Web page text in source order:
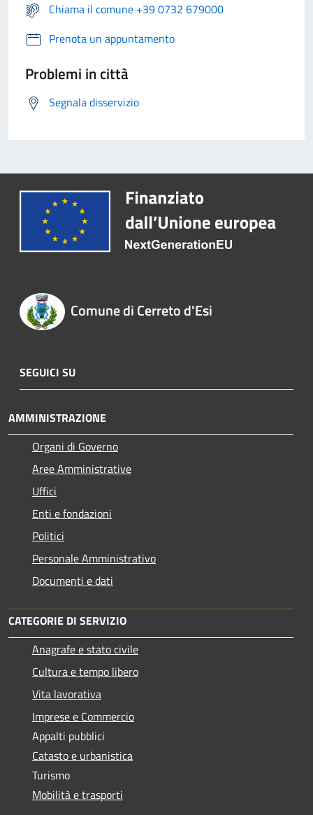
Chiama il comune +39 0732 679000
Prenota un appuntamento
Problemi in città
Segnala disservizio
Comune di Cerreto d'Esi
SEGUICI SU
AMMINISTRAZIONE
Organi di Governo
Aree Amministrative
Uffici
Enti e fondazioni
Politici
Personale Amministrativo
Documenti e dati
CATEGORIE DI SERVIZIO
Anagrafe e stato civile
Cultura e tempo libero
Vita lavorativa
Imprese e Commercio
Appalti pubblici
Catasto e urbanistica
Turismo
Mobilità e trasporti